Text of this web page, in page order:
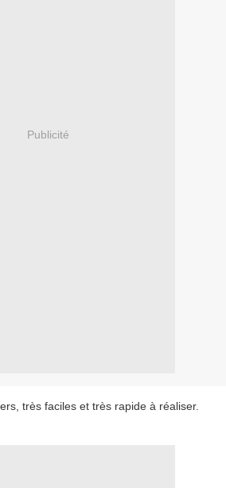
Publicité
très faciles et très rapide à réaliser.